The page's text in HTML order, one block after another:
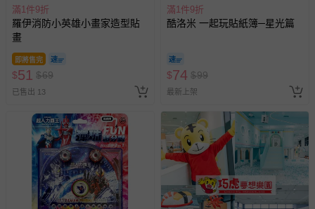
滿1件9折
羅伊消防小英雄小畫家造型貼
畫
即將售完
$51 $69
已售出 13
滿1件9折
酷洛米 一起玩貼紙簿─星光篇
$74 $99
最新上架